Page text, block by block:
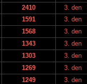
2410
3. den
1591
3. den
1568
3. den
1343
3. den
1303
3. den
1269
3. den
1249
3. den